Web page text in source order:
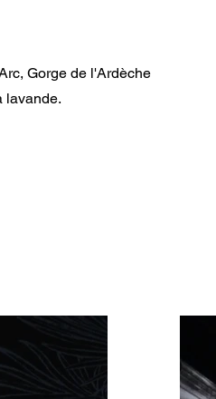
Gorge de l'Ardèche
lavande.